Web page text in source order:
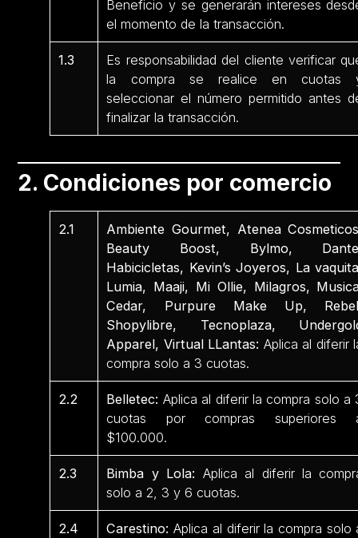
Beneficio y se generarán intereses
el momento de la transacción.
1.3
Es responsabilidad del cliente verificar
la compra se realice en cuotas
seleccionar el número permitido antes
finalizar la transacción.
2. Condiciones por comercio
2.1
Ambiente Gourmet, Atenea
Beauty Boost, Bylmo,
Habicicletas, Kevin’s Joyeros, La
Lumia, Maaji, Mi Ollie, Milagros,
Cedar, Purpure Make Up,
Shopylibre, Tecnoplaza,
Apparel, Virtual LLantas: Aplica al diferir
compra solo a 3 cuotas.
2.2 Belletec: Aplica al diferir la compra solo a
cuotas por compras superiores
$100.000.
2.3 Bimba y Lola: Aplica al diferir la
solo a 2, 3 y 6 cuotas.
2.4 Carestino: Aplica al diferir la compra solo